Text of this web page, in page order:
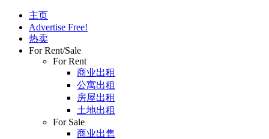
主页
Advertise Free!
热卖
For Rent/Sale
For Rent
商业出租
公寓出租
房屋出租
土地出租
For Sale
商业出售